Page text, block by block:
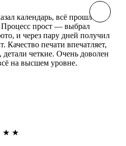
календарь, всё прошло
Процесс прост — выбрал
и через пару дней получил
Качество печати впечатляет,
четкие. Очень доволен
на высшем уровне.
★ ★